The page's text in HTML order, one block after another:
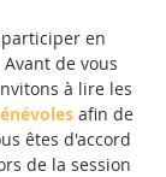
en
de vous
à lire les
afin de
êtes d'accord
de la session